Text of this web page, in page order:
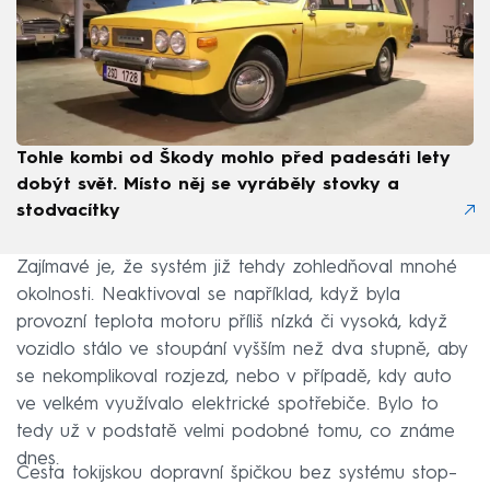
Tohle kombi od Škody mohlo před padesáti lety
dobýt svět. Místo něj se vyráběly stovky a
stodvacítky
Zajímavé je, že systém již tehdy zohledňoval mnohé
okolnosti. Neaktivoval se například, když byla
provozní teplota motoru příliš nízká či vysoká, když
vozidlo stálo ve stoupání vyšším než dva stupně, aby
se nekomplikoval rozjezd, nebo v případě, kdy auto
ve velkém využívalo elektrické spotřebiče. Bylo to
tedy už v podstatě velmi podobné tomu, co známe
dnes.
Cesta tokijskou dopravní špičkou bez systému stop–